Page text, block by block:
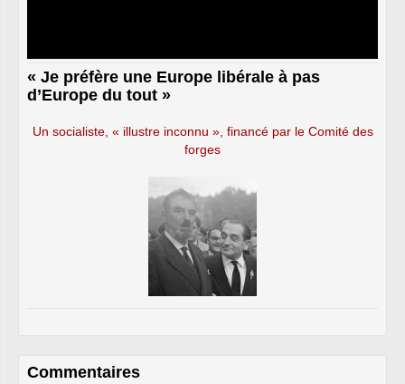
« Je préfère une Europe libérale à pas
d’Europe du tout »
Un socialiste, « illustre inconnu », financé par le Comité des
forges
Commentaires